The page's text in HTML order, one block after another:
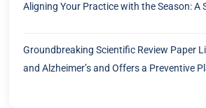
Aligning Your Practice with the Season: A
Groundbreaking Scientific Review Paper
and Alzheimer’s and Offers a Preventive